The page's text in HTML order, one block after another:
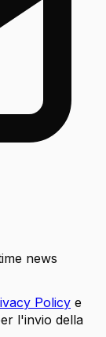
news
Policy e
l'invio della